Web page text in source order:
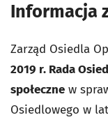
Informacja
Zarząd Osiedla
2019 r. Rada
społeczne w
Osiedlowego w